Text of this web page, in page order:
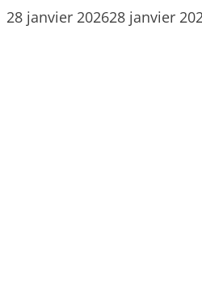
28 janvier 202628 janvier